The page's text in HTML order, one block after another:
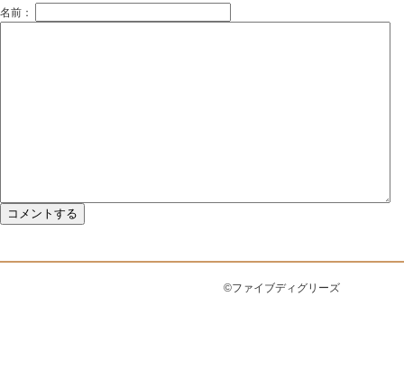
名前：
©ファイブディグリーズ